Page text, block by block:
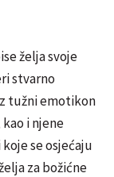
želja svoje
stvarno
tužni emotikon
i njene
se osjećaju
za božićne